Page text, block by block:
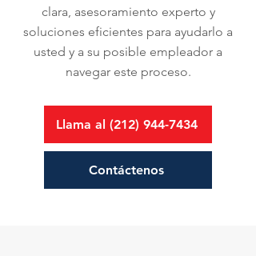
clara, asesoramiento experto y
soluciones eficientes para ayudarlo a
usted y a su posible empleador a
navegar este proceso.
Llama al (212) 944-7434
Contáctenos